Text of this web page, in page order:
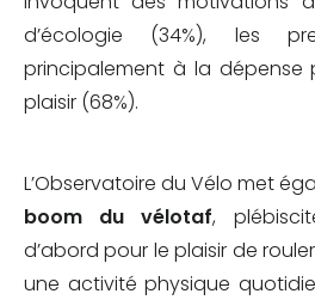
d’écologie (34%), les
principalement à la dépense
plaisir (68%).
L’Observatoire du Vélo met
boom du vélotaf,
d’abord pour le plaisir de
une activité physique